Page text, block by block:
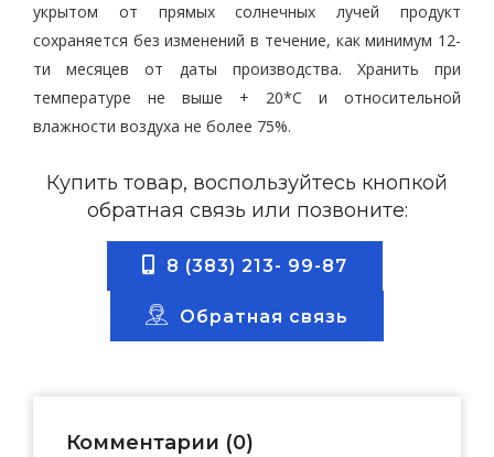
укрытом от прямых солнечных лучей продукт
сохраняется без изменений в течение, как минимум 12-
ти месяцев от даты производства. Хранить при
температуре не выше + 20*С и относительной
влажности воздуха не более 75%.
Купить товар, воспользуйтесь кнопкой
обратная связь или позвоните:
8 (383) 213- 99-87
Обратная связь
Комментарии (0)